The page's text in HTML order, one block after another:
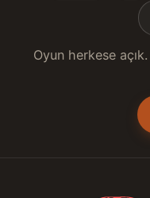
Oyun herkese